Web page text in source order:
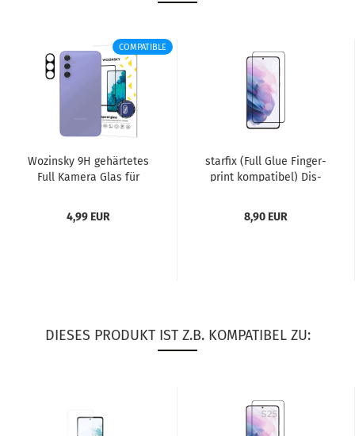
COMPATIBLE
Wo­zin­sky 9H ge­här­te­tes
Full Ka­me­ra Glas für
4,99 EUR
star­fix (Full Glue Fin­ger­
print kom­pa­ti­bel) Dis­
8,90 EUR
DIESES PRODUKT IST Z.B. KOMPATIBEL ZU: